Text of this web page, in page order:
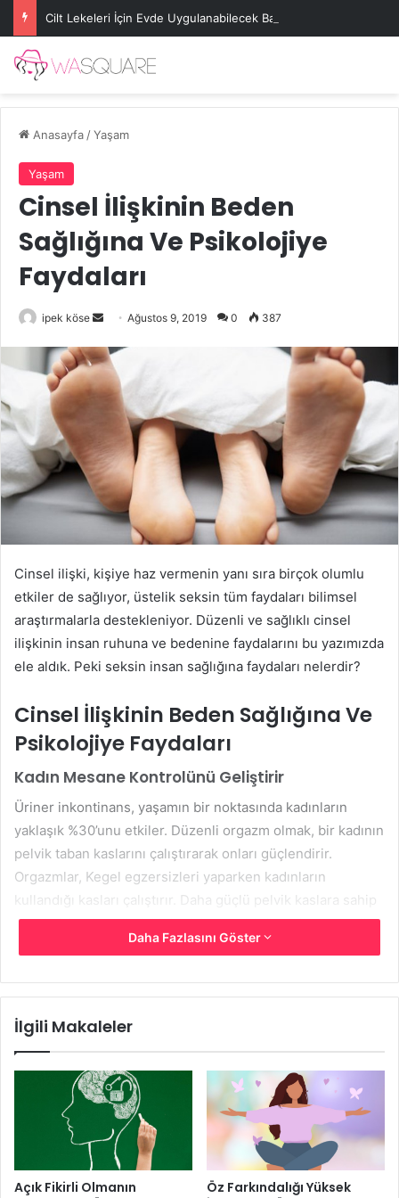
Cilt Lekeleri İçin Evde Uygulanabilecek Basit Maskeler
Anasayfa/Yaşam
Yaşam
Cinsel İlişkinin Beden
Sağlığına Ve Psikolojiye
Faydaları
ipek köse
Bir
posta
göndermek
Ağustos 9, 2019 0 387
Cinsel ilişki, kişiye haz vermenin yanı sıra birçok olumlu
etkiler de sağlıyor, üstelik seksin tüm faydaları bilimsel
araştırmalarla destekleniyor. Düzenli ve sağlıklı cinsel
ilişkinin insan ruhuna ve bedenine faydalarını bu yazımızda
ele aldık. Peki seksin insan sağlığına faydaları nelerdir?
Cinsel İlişkinin Beden Sağlığına Ve
Psikolojiye Faydaları
Kadın Mesane Kontrolünü Geliştirir
Üriner inkontinans, yaşamın bir noktasında kadınların
yaklaşık %30’unu etkiler. Düzenli orgazm olmak, bir kadının
pelvik taban kaslarını çalıştırarak onları güçlendirir.
Orgazmlar, Kegel egzersizleri yaparken kadınların
kullandığı kasları çalıştırır. Daha güçlü pelvik kaslara sahip
olmak, idrar kaçağı riskinin daha az olduğu anlamına gelir.
Kan Basıncını Düşürür
Daha Fazlasını Göster
İlgili Makaleler
Açık Fikirli Olmanın
Öz Farkındalığı Yüksek